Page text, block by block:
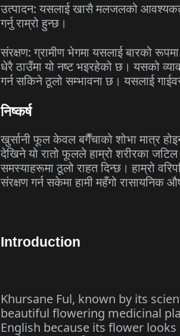
उत्पादन: यसलाई खासै मलजलको
गर्नु राम्रो हुन्छ।
संरक्षण: ग्रामीण भेगमा यसलाई बारको
धेरै ठाउँमा यो नष्ट भइरहेको छ। यसको
गर्न सकिने ठूलो सम्भावना छ। यसलाई
निष्कर्ष
खुर्सानी फूल केवल बगैँचाको शोभा मात्र
देखिने यो रातो फूलले हाम्रो शरीरका
समस्याहरूमा ठूलो राहत दिन्छ। हाम्रो
संरक्षण गर्न सकेमा हामी महँगो
Introduction
Khursane Ful, known by its
beautiful flowering medicinal
English because its flower